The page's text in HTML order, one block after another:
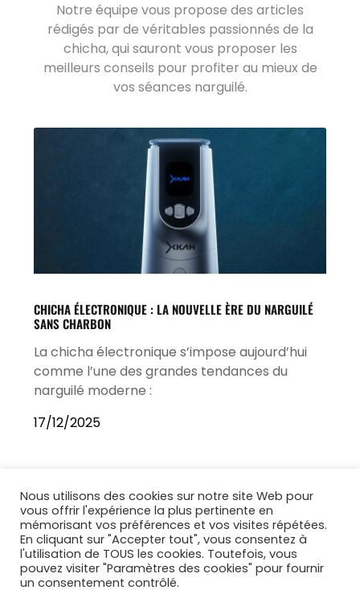
Notre équipe vous propose des articles
rédigés par de véritables passionnés de la
chicha, qui sauront vous proposer les
meilleurs conseils pour profiter au mieux de
vos séances narguilé.
CHICHA ÉLECTRONIQUE : LA NOUVELLE ÈRE DU NARGUILÉ
SANS CHARBON
La chicha électronique s’impose aujourd’hui
comme l’une des grandes tendances du
narguilé moderne :
17/12/2025
Nous utilisons des cookies sur notre site Web pour
vous offrir l'expérience la plus pertinente en
mémorisant vos préférences et vos visites répétées.
En cliquant sur "Accepter tout", vous consentez à
l'utilisation de TOUS les cookies. Toutefois, vous
pouvez visiter "Paramètres des cookies" pour fournir
un consentement contrôlé.